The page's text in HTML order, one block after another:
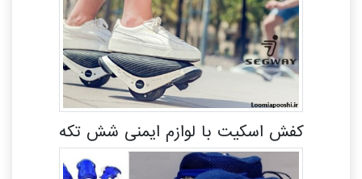
کفش اسکیت با لوازم ایمنی شش تکه